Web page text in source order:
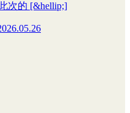
次的 [&hellip;]